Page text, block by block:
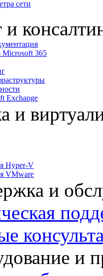
сети
Microsoft 365
Exchange
и
Hyper-V
VMware
и
и